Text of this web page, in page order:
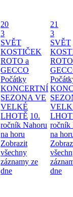
20
3
SVĚT
KOSTIČEK
ROTO a
GECCO
Počátky
KONCERTNÍ
SEZONA VE
VELKÉ
LHOTĚ 10.
ročník Nahoru
na horu
Zobrazit
všechny
záznamy ze
dne
21
3
SVĚT
ročník
na
dne